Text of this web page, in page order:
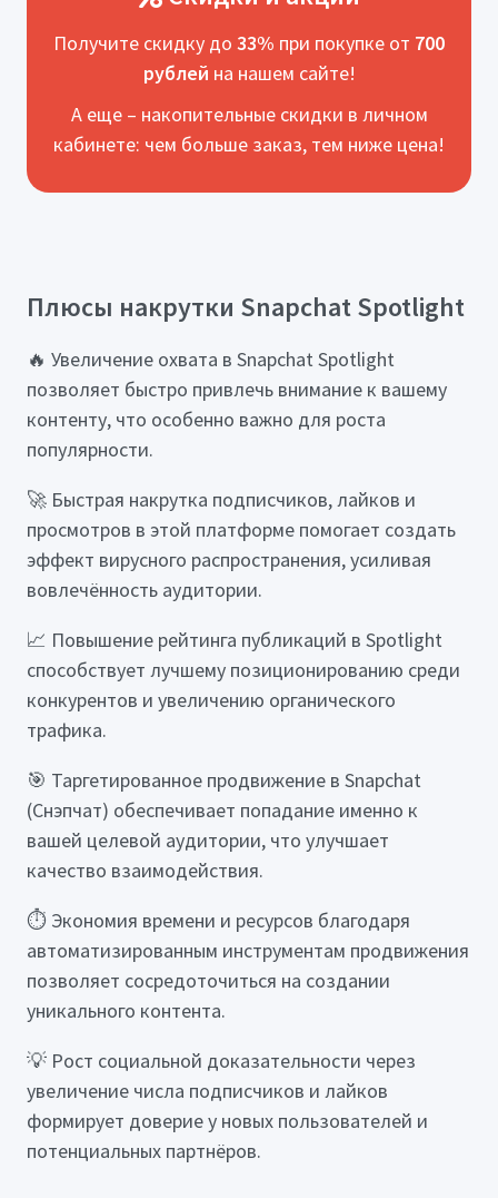
Получите скидку до 33% при покупке от 700
рублей на нашем сайте!
А еще – накопительные скидки в личном
кабинете: чем больше заказ, тем ниже цена!
Плюсы накрутки Snapchat Spotlight
🔥 Увеличение охвата в Snapchat Spotlight
позволяет быстро привлечь внимание к вашему
контенту, что особенно важно для роста
популярности.
🚀 Быстрая накрутка подписчиков, лайков и
просмотров в этой платформе помогает создать
эффект вирусного распространения, усиливая
вовлечённость аудитории.
📈 Повышение рейтинга публикаций в Spotlight
способствует лучшему позиционированию среди
конкурентов и увеличению органического
трафика.
🎯 Таргетированное продвижение в Snapchat
(Снэпчат) обеспечивает попадание именно к
вашей целевой аудитории, что улучшает
качество взаимодействия.
⏱ Экономия времени и ресурсов благодаря
автоматизированным инструментам продвижения
позволяет сосредоточиться на создании
уникального контента.
💡 Рост социальной доказательности через
увеличение числа подписчиков и лайков
формирует доверие у новых пользователей и
потенциальных партнёров.